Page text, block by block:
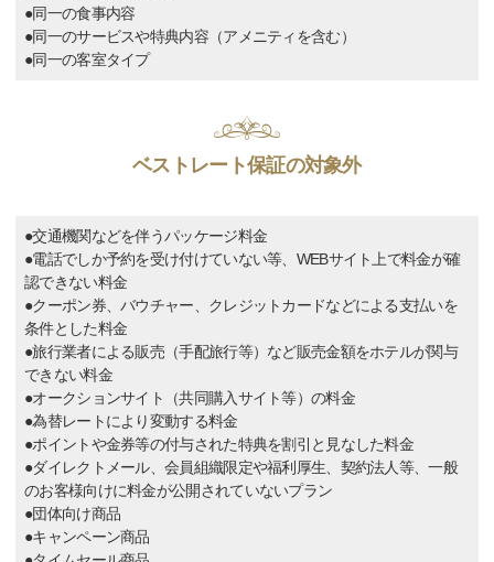
●同一の食事内容
●同一のサービスや特典内容（アメニティを含む）
●同一の客室タイプ
ベストレート保証の対象外
●交通機関などを伴うパッケージ料金
●電話でしか予約を受け付けていない等、WEBサイト上で料金が確
認できない料金
●クーポン券、バウチャー、クレジットカードなどによる支払いを
条件とした料金
●旅行業者による販売（手配旅行等）など販売金額をホテルが関与
できない料金
●オークションサイト（共同購入サイト等）の料金
●為替レートにより変動する料金
●ポイントや金券等の付与された特典を割引と見なした料金
●ダイレクトメール、会員組織限定や福利厚生、契約法人等、一般
のお客様向けに料金が公開されていないプラン
●団体向け商品
●キャンペーン商品